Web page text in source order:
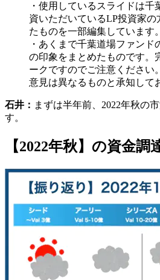
・使用しているスライドは千
資いただいているLP投資家の
たものを一部編集しています。
・あくまで千葉道場ファンド
の印象をまとめたものです。
ークですのでご注意ください
意見は異なるものと承知して
石井： まずは半年前、2022年秋の
す。
【2022年秋】の資金